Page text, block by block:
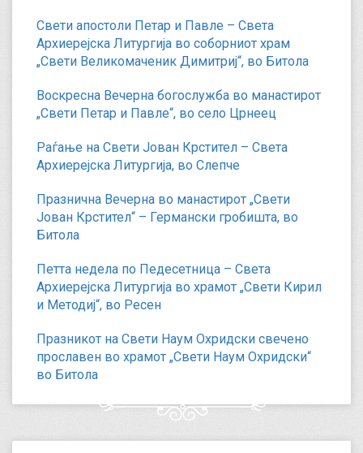
Свети апостоли Петар и Павле – Света
Архиерејска Литургија во соборниот храм
„Свети Великомаченик Димитриј“, во Битола
Воскресна Вечерна богослужба во манастирот
„Свети Петар и Павле“, во село Црнеец
Раѓање на Свети Јован Крстител – Света
Архиерејска Литургија, во Слепче
Празнична Вечерна во манастирот „Свети
Јован Крстител“ – Германски гробишта, во
Битола
Петта недела по Педесетница – Света
Архиерејска Литургија во храмот „Свети Кирил
и Методиј“, во Ресен
Празникот на Свети Наум Охридски свечено
прославен во храмот „Свети Наум Охридски“
во Битола